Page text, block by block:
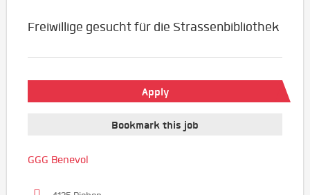
Freiwillige gesucht für die Strassenbibliothek
Apply
Bookmark this job
GGG Benevol